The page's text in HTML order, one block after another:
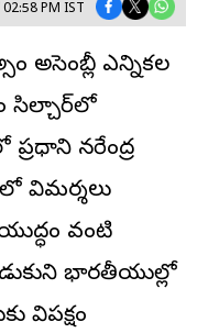
PM IST
అసెంబ్లీ ఎన్నికల
సిల్చార్‌లో
నరేంద్ర
విమర్శలు
వంటి
భారతీయుల్లో
విపక్షం